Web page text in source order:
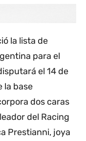
la lista de
para el
el 14 de
la base
dos caras
del Racing
Prestianni, joya